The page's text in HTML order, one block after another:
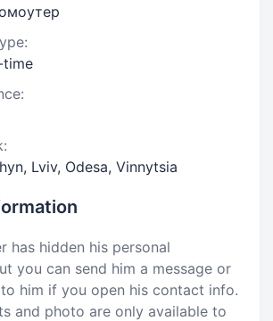
Lviv, Odesa, Vinnytsia
has hidden his personal
you can send him a message or
him if you open his contact info.
and photo are only available to